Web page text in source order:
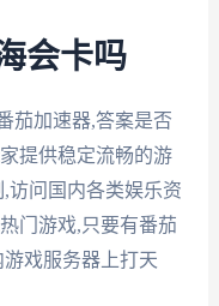
会卡吗
茄加速器,答案是否
提供稳定流畅的游
访问国内各类娱乐资
门游戏,只要有番茄
戏服务器上打天